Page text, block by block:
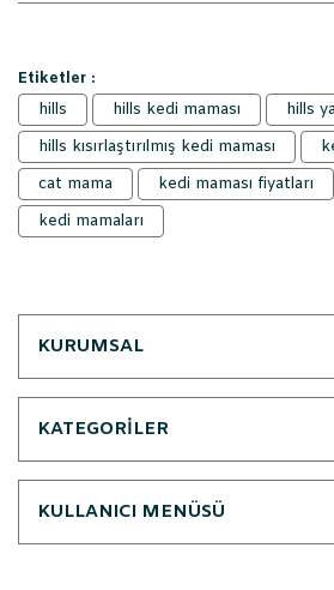
Etiketler :
hills
hills kedi maması
hills
hills kısırlaştırılmış kedi maması
cat mama
kedi maması fiyatları
kedi mamaları
KURUMSAL
KATEGORİLER
KULLANICI MENÜSÜ